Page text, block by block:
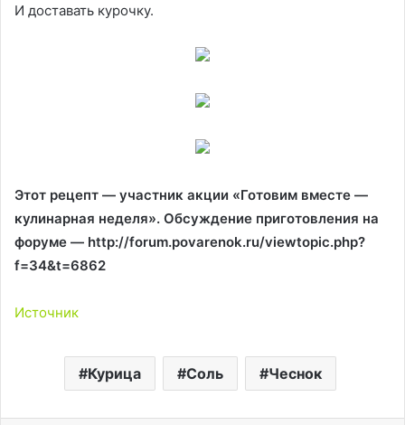
И доставать курочку.
Этот рецепт — участник акции «Готовим вместе —
кулинарная неделя». Обсуждение приготовления на
форуме — http://forum.povarenok.ru/viewtopic.php?
f=34&t=6862
Источник
Курица Соль Чеснок